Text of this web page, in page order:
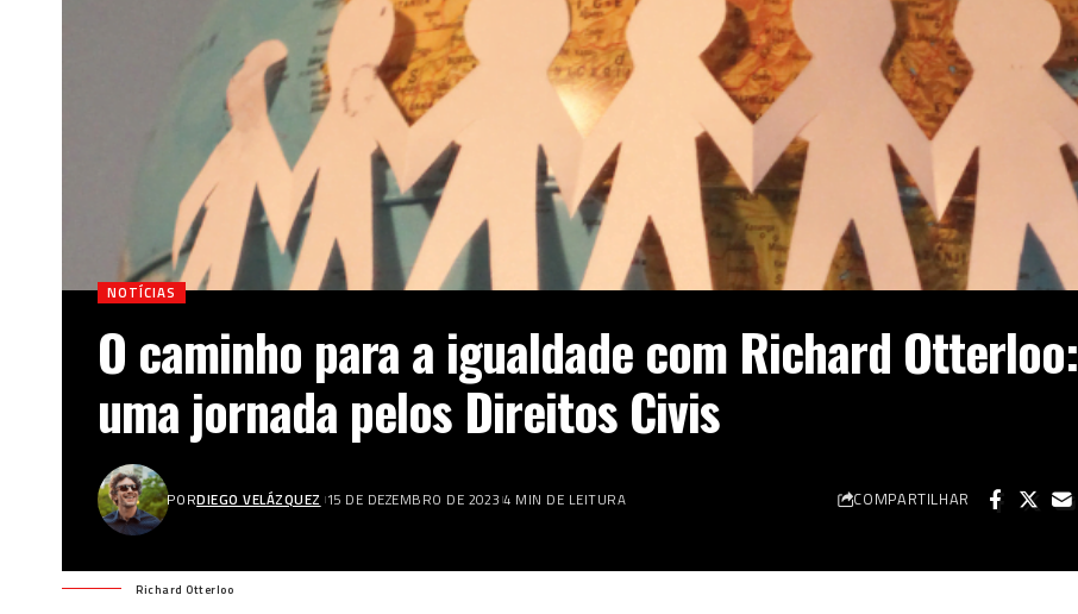
NOTÍCIAS
O caminho para a igualdade com Richard Otterloo:
uma jornada pelos Direitos Civis
PORDIEGO VELÁZQUEZ 15 DE DEZEMBRO DE 2023 4 MIN DE LEITURA COMPARTILHAR
Richard Otterloo